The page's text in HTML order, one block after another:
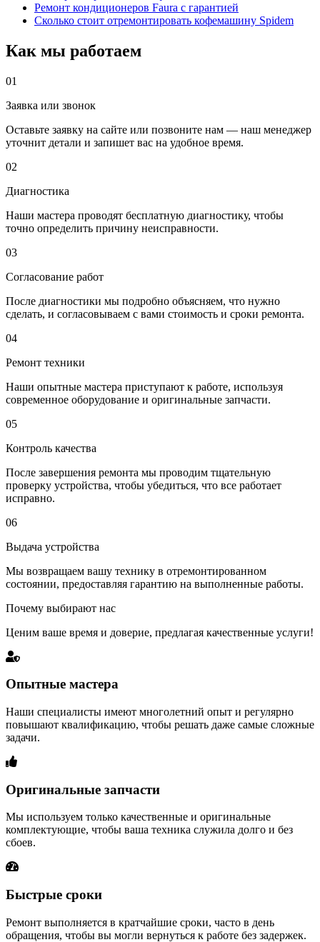
Ремонт кондиционеров Faura с гарантией
Сколько стоит отремонтировать кофемашину Spidem
Как мы работаем
01
Заявка или звонок
Оставьте заявку на сайте или позвоните нам — наш менеджер
уточнит детали и запишет вас на удобное время.
02
Диагностика
Наши мастера проводят бесплатную диагностику, чтобы
точно определить причину неисправности.
03
Согласование работ
После диагностики мы подробно объясняем, что нужно
сделать, и согласовываем с вами стоимость и сроки ремонта.
04
Ремонт техники
Наши опытные мастера приступают к работе, используя
современное оборудование и оригинальные запчасти.
05
Контроль качества
После завершения ремонта мы проводим тщательную
проверку устройства, чтобы убедиться, что все работает
исправно.
06
Выдача устройства
Мы возвращаем вашу технику в отремонтированном
состоянии, предоставляя гарантию на выполненные работы.
Почему выбирают нас
Ценим ваше время и доверие, предлагая качественные услуги!
Опытные мастера
Наши специалисты имеют многолетний опыт и регулярно
повышают квалификацию, чтобы решать даже самые сложные
задачи.
Оригинальные запчасти
Мы используем только качественные и оригинальные
комплектующие, чтобы ваша техника служила долго и без
сбоев.
Быстрые сроки
Ремонт выполняется в кратчайшие сроки, часто в день
обращения, чтобы вы могли вернуться к работе без задержек.